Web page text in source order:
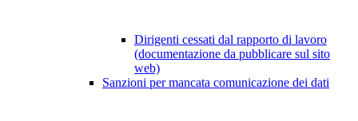
Dirigenti cessati dal rapporto di lavoro
(documentazione da pubblicare sul sito
web)
Sanzioni per mancata comunicazione dei dati